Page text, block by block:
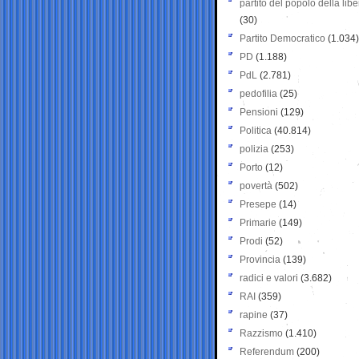
partito del popolo della
(30)
Partito Democratico (1.034)
PD (1.188)
PdL (2.781)
pedofilia (25)
Pensioni (129)
Politica (40.814)
polizia (253)
Porto (12)
povertà (502)
Presepe (14)
Primarie (149)
Prodi (52)
Provincia (139)
radici e valori (3.682)
RAI (359)
rapine (37)
Razzismo (1.410)
Referendum (200)